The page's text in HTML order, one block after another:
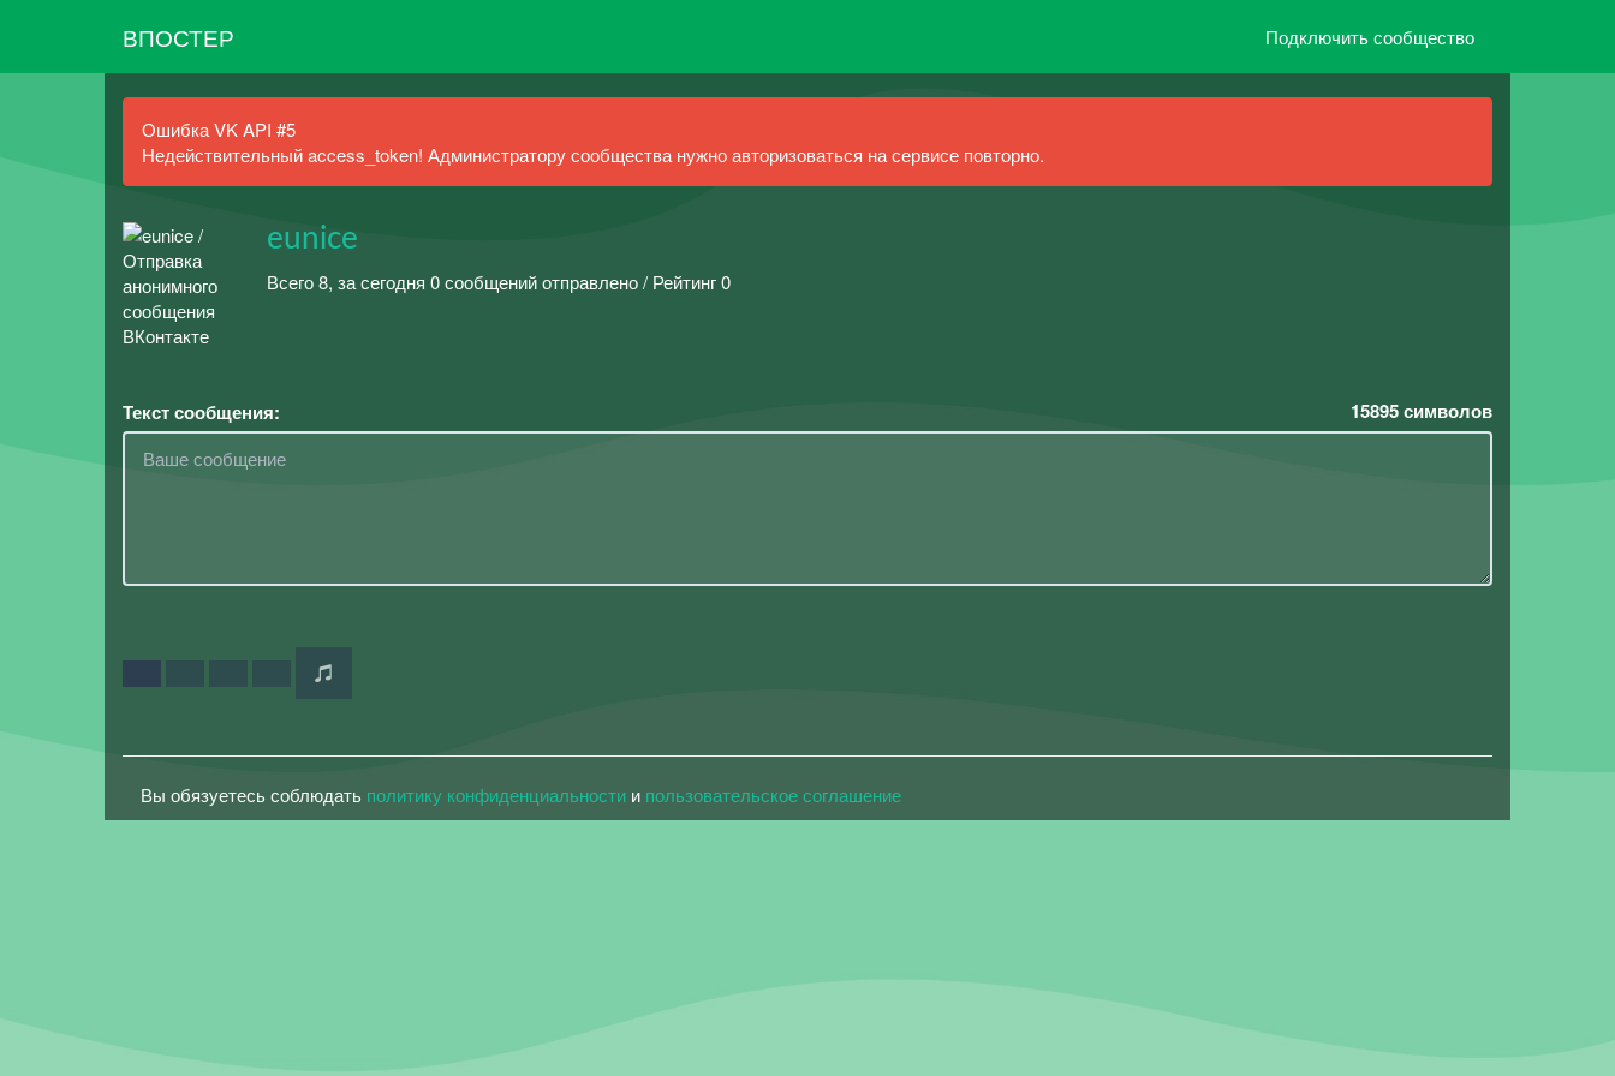
ВПОСТЕР Подключить сообщество
Ошибка VK API #5
Недействительный access_token! Администратору сообщества нужно авторизоваться на сервисе повторно.
eunice
Всего 8, за сегодня 0 сообщений отправлено / Рейтинг 0
Текст сообщения: 15895символов
Вы обязуетесь соблюдать политику конфиденциальности и пользовательское соглашение